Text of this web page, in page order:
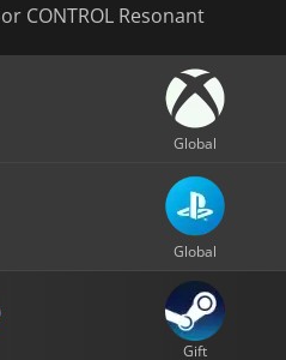
CONTROL Resonant
Global
Global
Gift